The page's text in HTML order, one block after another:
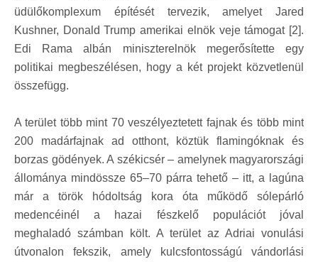
üdülőkomplexum építését tervezik, amelyet Jared
Kushner, Donald Trump amerikai elnök veje támogat [2].
Edi Rama albán miniszterelnök megerősítette egy
politikai megbeszélésen, hogy a két projekt közvetlenül
összefügg.
A terület több mint 70 veszélyeztetett fajnak és több mint
200 madárfajnak ad otthont, köztük flamingóknak és
borzas gödények. A székicsér – amelynek magyarországi
állománya mindössze 65–70 párra tehető – itt, a lagúna
már a török hódoltság kora óta működő sólepárló
medencéinél a hazai fészkelő populációt jóval
meghaladó számban költ. A terület az Adriai vonulási
útvonalon fekszik, amely kulcsfontosságú vándorlási